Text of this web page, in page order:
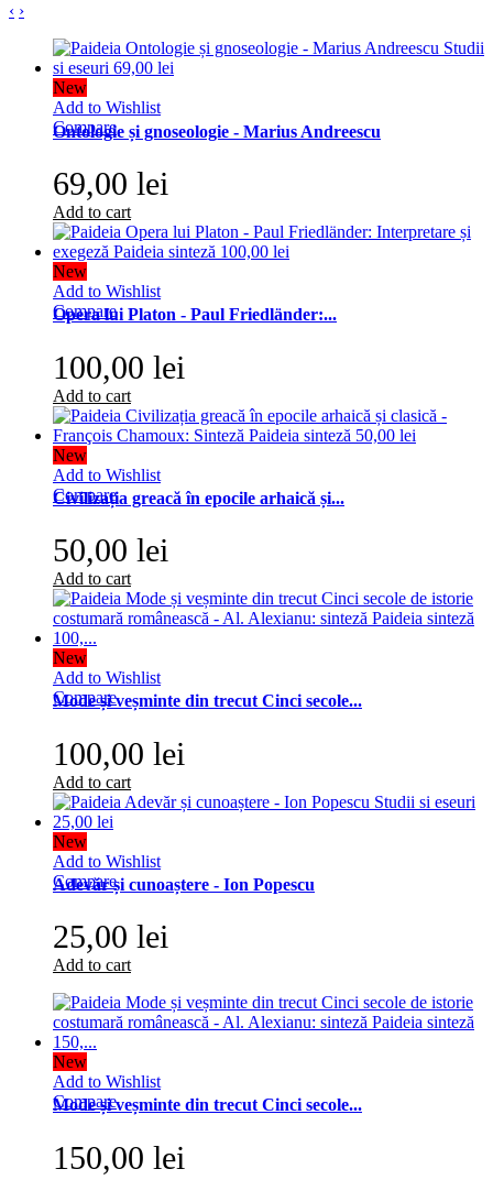
‹ ›
New
Add to Wishlist
Compare
Ontologie și gnoseologie - Marius Andreescu
69,00 lei
Add to cart
New
Add to Wishlist
Compare
Opera lui Platon - Paul Friedländer:...
100,00 lei
Add to cart
New
Add to Wishlist
Compare
Civilizația greacă în epocile arhaică și...
50,00 lei
Add to cart
New
Add to Wishlist
Compare
Mode și veșminte din trecut Cinci secole...
100,00 lei
Add to cart
New
Add to Wishlist
Compare
Adevăr și cunoaștere - Ion Popescu
25,00 lei
Add to cart
New
Add to Wishlist
Compare
Mode și veșminte din trecut Cinci secole...
150,00 lei